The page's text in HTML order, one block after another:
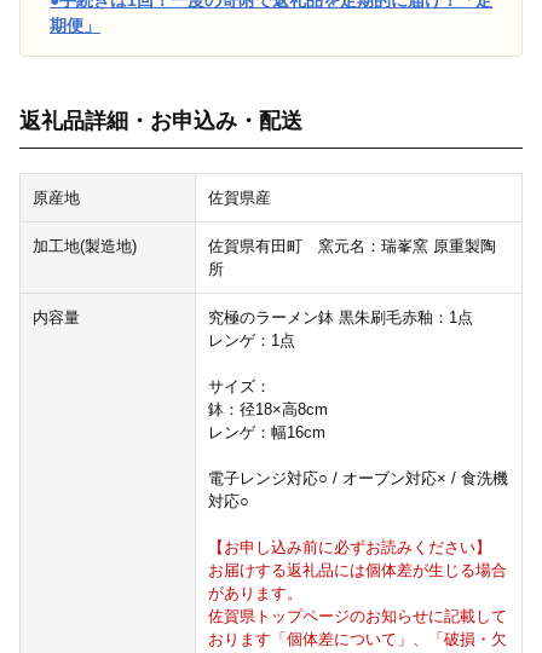
期便」
返礼品詳細・お申込み・配送
原産地 佐賀県産
加工地(製造地)
佐賀県有田町 窯元名：瑞峯窯 原重製陶
所
内容量
究極のラーメン鉢 黒朱刷毛赤釉：1点
レンゲ：1点
サイズ：
鉢：径18×高8cm
レンゲ：幅16cm
電子レンジ対応○ / オーブン対応× / 食洗機
対応○
【お申し込み前に必ずお読みください】
お届けする返礼品には個体差が生じる場合
があります。
佐賀県トップページのお知らせに記載して
おります「個体差について」、「破損・欠